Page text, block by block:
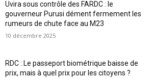
Uvira sous contrôle des FARDC : le
gouverneur Purusi dément fermement les
rumeurs de chute face au M23
10 décembre 2025
RDC : Le passeport biométrique baisse de
prix, mais à quel prix pour les citoyens ?